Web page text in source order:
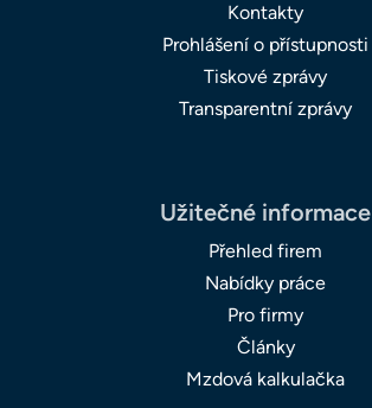
Kontakty
Prohlášení o přístupnosti
Tiskové zprávy
Transparentní zprávy
Užitečné informace
Přehled firem
Nabídky práce
Pro firmy
Články
Mzdová kalkulačka